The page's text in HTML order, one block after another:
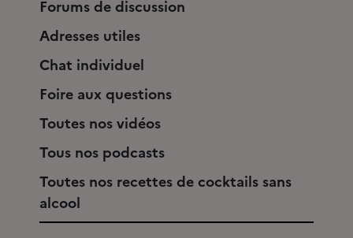
Forums de discussion
Adresses utiles
Chat individuel
Foire aux questions
Toutes nos vidéos
Tous nos podcasts
Toutes nos recettes de cocktails sans
alcool